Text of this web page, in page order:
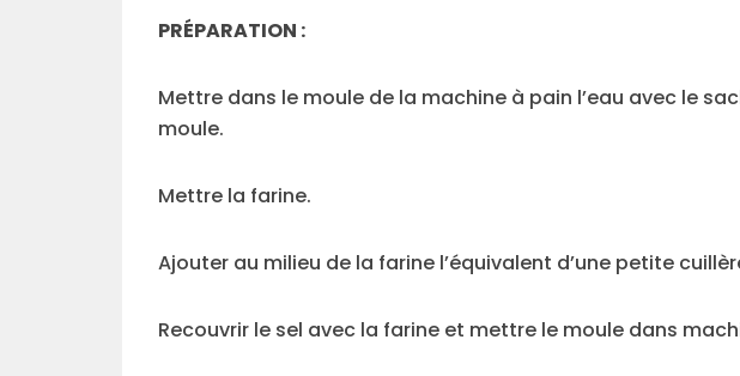
PRÉPARATION :
Mettre dans le moule de la machine à pain l’eau avec le
moule.
Mettre la farine.
Ajouter au milieu de la farine l’équivalent d’une petite
Recouvrir le sel avec la farine et mettre le moule dans